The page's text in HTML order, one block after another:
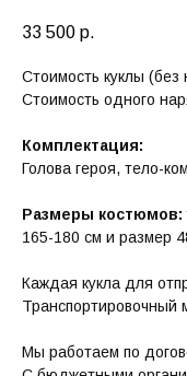
33 500 р.
Стоимость куклы (без
Стоимость одного
Комплектация:
Голова героя, тело-
Размеры костюмов:
165-180 см и размер
Каждая кукла для
Транспортировочный
Мы работаем по